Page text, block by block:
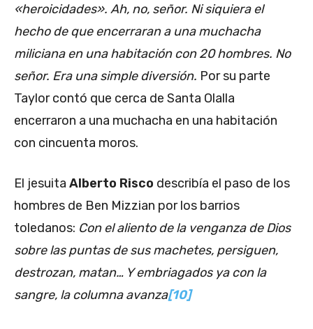
«heroicidades». Ah, no, señor. Ni siquiera el
hecho de que encerraran a una muchacha
miliciana en una habitación con 20 hombres. No
señor. Era una simple diversión. Por su parte
Taylor contó que cerca de Santa Olalla
encerraron a una muchacha en una habitación
con cincuenta moros.
El jesuita Alberto Risco describía el paso de los
hombres de Ben Mizzian por los barrios
toledanos: Con el aliento de la venganza de Dios
sobre las puntas de sus machetes, persiguen,
destrozan, matan… Y embriagados ya con la
sangre, la columna avanza[10]